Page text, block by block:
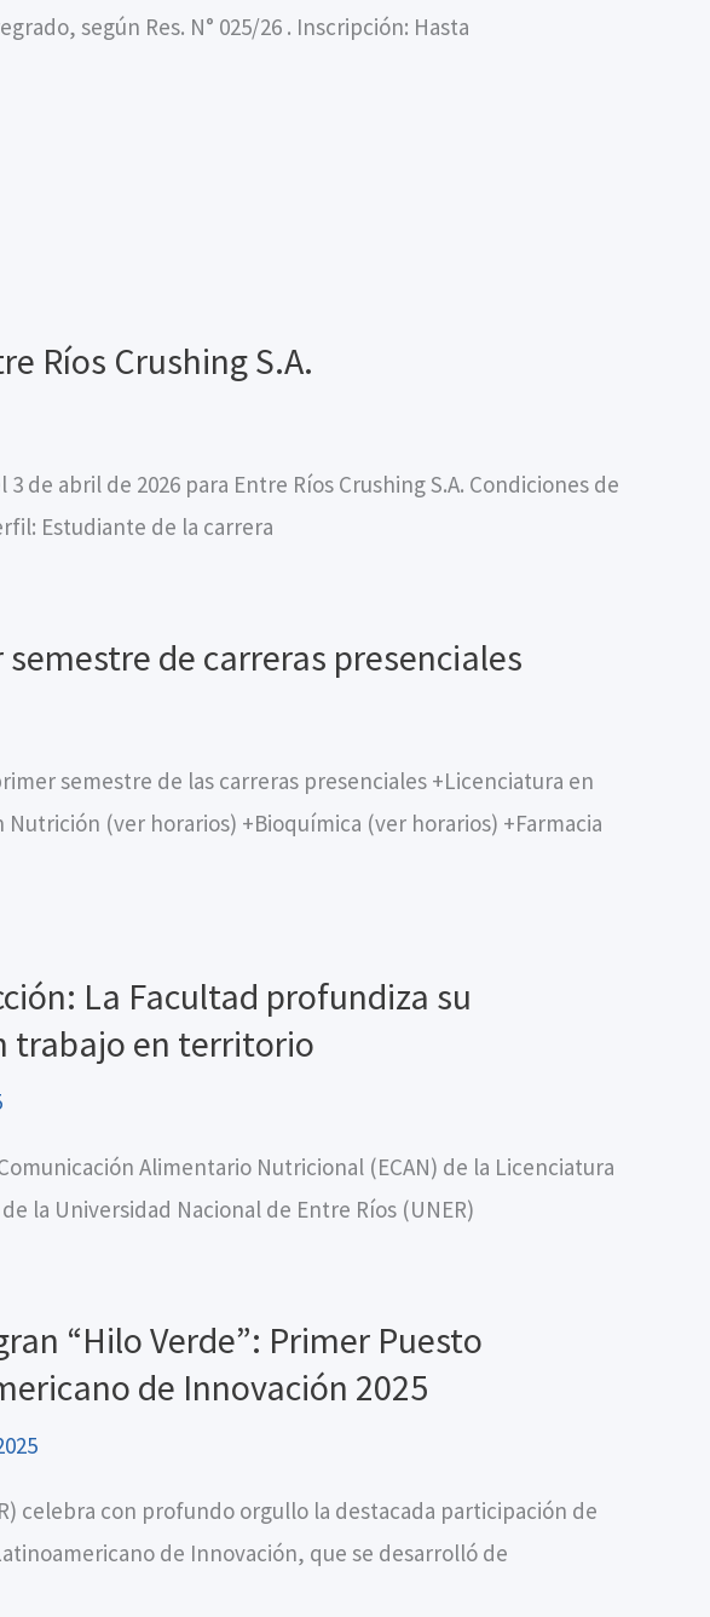
según Res. N° 025/26 . Inscripción: Hasta
Ríos Crushing S.A.
de abril de 2026 para Entre Ríos Crushing S.A. Condiciones de
Estudiante de la carrera
de carreras presenciales
semestre de las carreras presenciales +Licenciatura en
(ver horarios) +Bioquímica (ver horarios) +Farmacia
La Facultad profundiza su
trabajo en territorio
Alimentario Nutricional (ECAN) de la Licenciatura
la Universidad Nacional de Entre Ríos (UNER)
“Hilo Verde”: Primer Puesto
de Innovación 2025
celebra con profundo orgullo la destacada participación de
de Innovación, que se desarrolló de